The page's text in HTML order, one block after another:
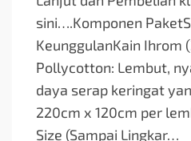
sini….Komponen
KeunggulanKain Ihrom
Pollycotton: Lembut,
daya serap keringat
220cm x 120cm per
Size (Sampai Lingkar…